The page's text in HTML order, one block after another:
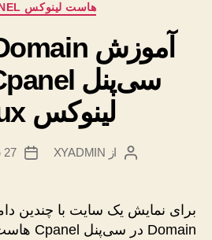
هاست لینوکس CPANEL
لینوکس Linux
نویسندهٔ
از XYADMIN
تاریخ27 سپتامبر, 2016